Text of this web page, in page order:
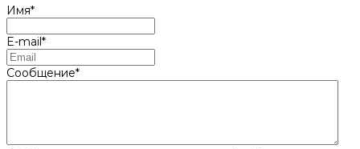
Имя*
E-mail*
Сообщение*